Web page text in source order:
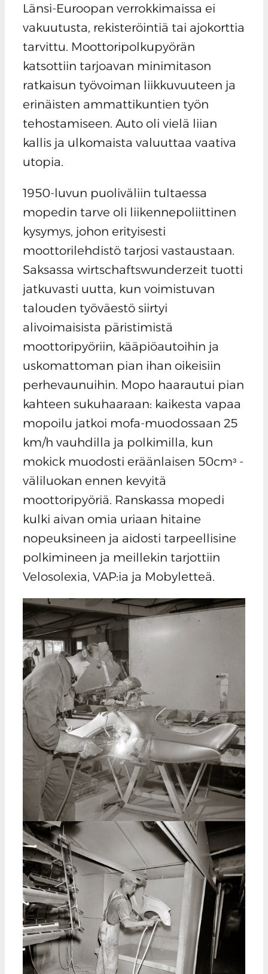
Länsi-Euroopan verrokkimaissa ei
vakuutusta, rekisteröintiä tai ajokorttia
tarvittu. Moottoripolkupyörän
katsottiin tarjoavan minimitason
ratkaisun työvoiman liikkuvuuteen ja
erinäisten ammattikuntien työn
tehostamiseen. Auto oli vielä liian
kallis ja ulkomaista valuuttaa vaativa
utopia.
1950-luvun puoliväliin tultaessa
mopedin tarve oli liikennepoliittinen
kysymys, johon erityisesti
moottorilehdistö tarjosi vastaustaan.
Saksassa wirtschaftswunderzeit tuotti
jatkuvasti uutta, kun voimistuvan
talouden työväestö siirtyi
alivoimaisista päristimistä
moottoripyöriin, kääpiöautoihin ja
uskomattoman pian ihan oikeisiin
perhevaunuihin. Mopo haarautui pian
kahteen sukuhaaraan: kaikesta vapaa
mopoilu jatkoi mofa-muodossaan 25
km/h vauhdilla ja polkimilla, kun
mokick muodosti eräänlaisen 50cmᶟ -
väliluokan ennen kevyitä
moottoripyöriä. Ranskassa mopedi
kulki aivan omia uriaan hitaine
nopeuksineen ja aidosti tarpeellisine
polkimineen ja meillekin tarjottiin
Velosolexia, VAP:ia ja Mobyletteä.